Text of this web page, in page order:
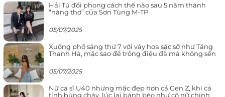
Hải Tú đổi phong cách thế nào sau 5 năm thành
“nàng thơ” của Sơn Tùng M-TP
05/07/2025
Xuống phố sáng thứ 7 với váy hoa sặc sỡ như Tăng
Thanh Hà, mặc sao để trông điệu đà mà không sến
05/07/2025
Nữ ca sĩ U40 nhưng mặc đẹp hơn cả Gen Z, khi cá
tính bùng cháy, lúc lại bánh bèo như cô nữ chính